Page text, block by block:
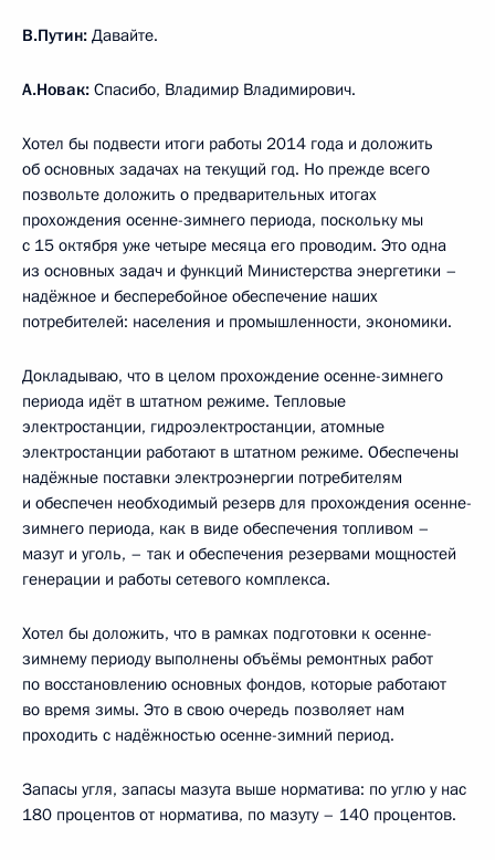
В.Путин: Давайте.
А.Новак: Спасибо, Владимир Владимирович.
Хотел бы подвести итоги работы 2014 года и доложить
об основных задачах на текущий год. Но прежде всего
позвольте доложить о предварительных итогах
прохождения осенне-зимнего периода, поскольку мы
с 15 октября уже четыре месяца его проводим. Это одна
из основных задач и функций Министерства энергетики –
надёжное и бесперебойное обеспечение наших
потребителей: населения и промышленности, экономики.
Докладываю, что в целом прохождение осенне-зимнего
периода идёт в штатном режиме. Тепловые
электростанции, гидроэлектростанции, атомные
электростанции работают в штатном режиме. Обеспечены
надёжные поставки электроэнергии потребителям
и обеспечен необходимый резерв для прохождения осенне-
зимнего периода, как в виде обеспечения топливом –
мазут и уголь, – так и обеспечения резервами мощностей
генерации и работы сетевого комплекса.
Хотел бы доложить, что в рамках подготовки к осенне-
зимнему периоду выполнены объёмы ремонтных работ
по восстановлению основных фондов, которые работают
во время зимы. Это в свою очередь позволяет нам
проходить с надёжностью осенне-зимний период.
Запасы угля, запасы мазута выше норматива: по углю у нас
180 процентов от норматива, по мазуту – 140 процентов.